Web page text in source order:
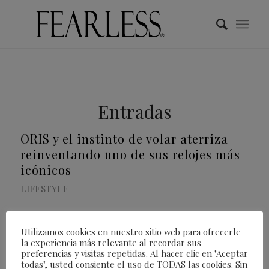
Entradas
ORIS y el instinto de volar aterriza
reinventando uno de sus relojes más
icónicos
LIFESTYLE
Orisha estado experimentando con el
bronce en sus relojes de buceo durante
Utilizamos cookies en nuestro sitio web para ofrecerle
la experiencia más relevante al recordar sus
preferencias y visitas repetidas. Al hacer clic en "Aceptar
todas", usted consiente el uso de TODAS las cookies. Sin